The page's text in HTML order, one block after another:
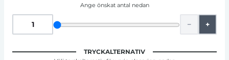
Ange önskat antal nedan
− +
TRYCKALTERNATIV